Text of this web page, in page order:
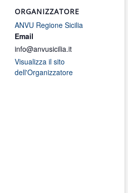
ORGANIZZATORE
ANVU Regione Sicilia
Email
info@anvusicilia.it
Visualizza il sito
dell'Organizzatore